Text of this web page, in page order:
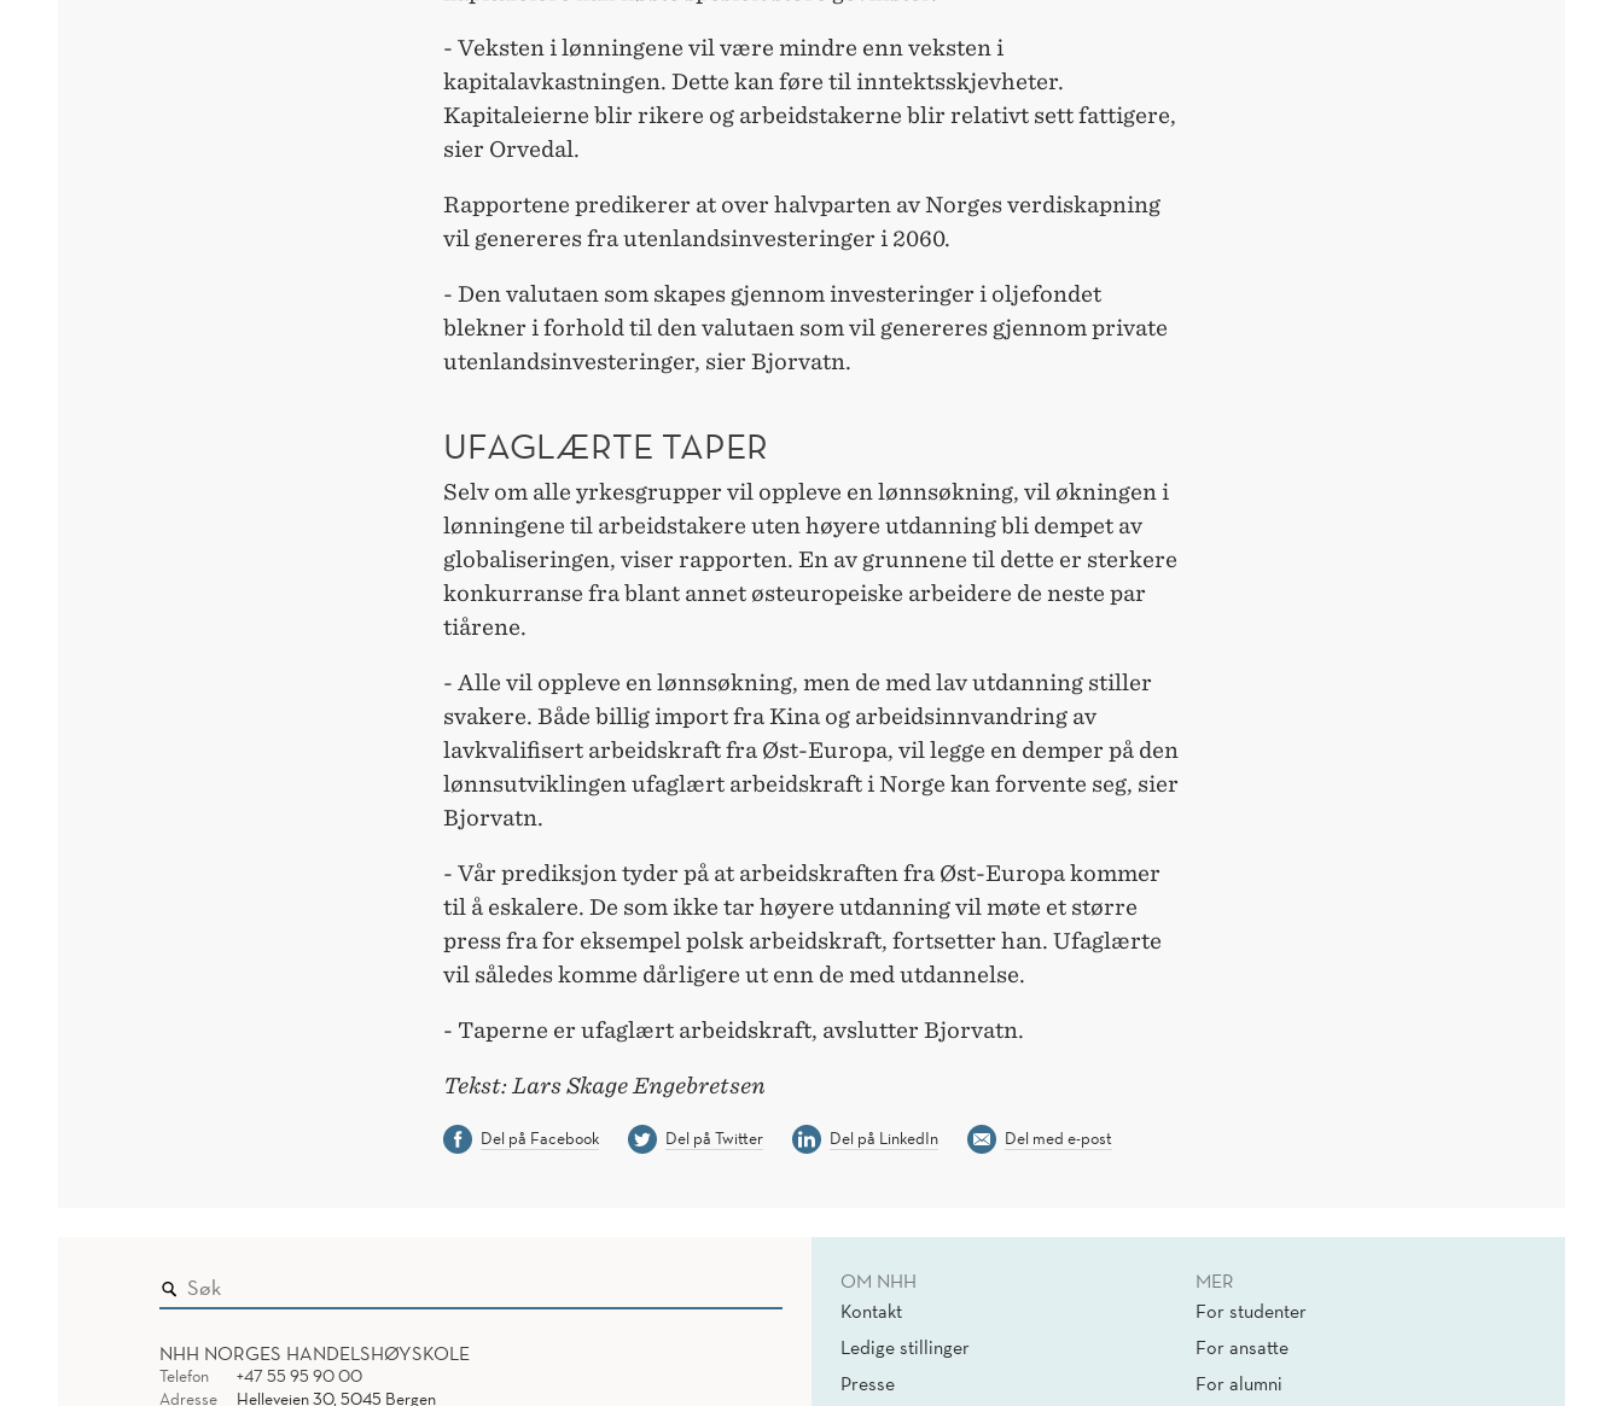
- Veksten i lønningene vil være mindre enn veksten i
kapitalavkastningen. Dette kan føre til inntektsskjevheter.
Kapitaleierne blir rikere og arbeidstakerne blir relativt sett fattigere,
sier Orvedal.
Rapportene predikerer at over halvparten av Norges verdiskapning
vil genereres fra utenlandsinvesteringer i 2060.
- Den valutaen som skapes gjennom investeringer i oljefondet
blekner i forhold til den valutaen som vil genereres gjennom private
utenlandsinvesteringer, sier Bjorvatn.
UFAGLÆRTE TAPER
Selv om alle yrkesgrupper vil oppleve en lønnsøkning, vil økningen i
lønningene til arbeidstakere uten høyere utdanning bli dempet av
globaliseringen, viser rapporten. En av grunnene til dette er sterkere
konkurranse fra blant annet østeuropeiske arbeidere de neste par
tiårene.
- Alle vil oppleve en lønnsøkning, men de med lav utdanning stiller
svakere. Både billig import fra Kina og arbeidsinnvandring av
lavkvalifisert arbeidskraft fra Øst-Europa, vil legge en demper på den
lønnsutviklingen ufaglært arbeidskraft i Norge kan forvente seg, sier
Bjorvatn.
- Vår prediksjon tyder på at arbeidskraften fra Øst-Europa kommer
til å eskalere. De som ikke tar høyere utdanning vil møte et større
press fra for eksempel polsk arbeidskraft, fortsetter han. Ufaglærte
vil således komme dårligere ut enn de med utdannelse.
- Taperne er ufaglært arbeidskraft, avslutter Bjorvatn.
Tekst: Lars Skage Engebretsen
Del på Facebook Del på Twitter Del på LinkedIn Del med e-post
NHH NORGES HANDELSHØYSKOLE
Telefon
+47 55 95 90 00
Adresse
Helleveien 30, 5045 Bergen
OM NHH
Kontakt
Ledige stillinger
Presse
MER
For studenter
For ansatte
For alumni